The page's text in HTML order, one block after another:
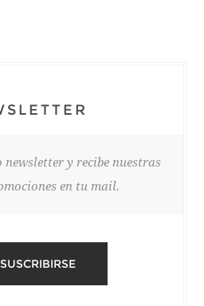
y recibe nuestras
en tu mail.
SUSCRIBIRSE